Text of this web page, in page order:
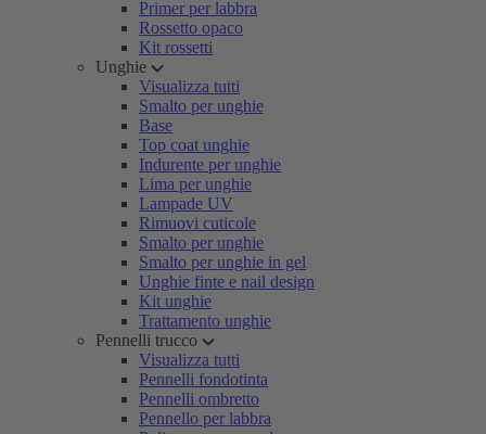
Primer per labbra
Rossetto opaco
Kit rossetti
Unghie
Visualizza tutti
Smalto per unghie
Base
Top coat unghie
Indurente per unghie
Lima per unghie
Lampade UV
Rimuovi cuticole
Smalto per unghie
Smalto per unghie in gel
Unghie finte e nail design
Kit unghie
Trattamento unghie
Pennelli trucco
Visualizza tutti
Pennelli fondotinta
Pennelli ombretto
Pennello per labbra